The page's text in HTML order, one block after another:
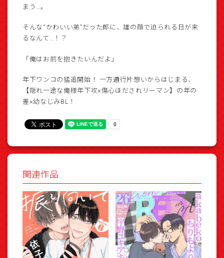
まう…。
そんな“かわいい弟”だった郎に、雄の顔で迫られる日が来
るなんて…！？
「俺はお前を抱きたいんだよ」
年下ワンコの猛追開始！ 一方通行片想いからはじまる、
【隠れ一途な俺様年下攻×傷心ほだされリーマン】の年の
差×幼なじみBL！
関連作品